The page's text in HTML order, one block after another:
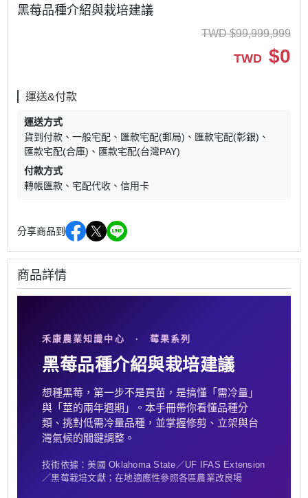
黑莓品種介紹與栽培建議
TWD $99,999,999
TWD $0
運送&付款
運送方式
貨到付款
一般宅配 匯款宅配(郵局)
匯款宅配(彰銀)
匯款宅配(合庫)
匯款宅配(台灣PAY)
付款方式
轉帳匯款
宅配代收 信用卡
分享商品到
商品詳情
禾康農業知識中心 · 莓果系列
黑莓品種介紹與栽培建議
想種黑莓，第一步不是買苗，是搞懂「需冷量」
與「莖的兩年週期」。本手冊帶你看懂品種分
類、挑對低需冷量品種，並掌握修剪、立架與台
灣氣候的關鍵調整。
技術依據：美國 Oklahoma State／UF IFAS Extension
／黑莓栽培文獻；在地適應性參照各區農業改良場